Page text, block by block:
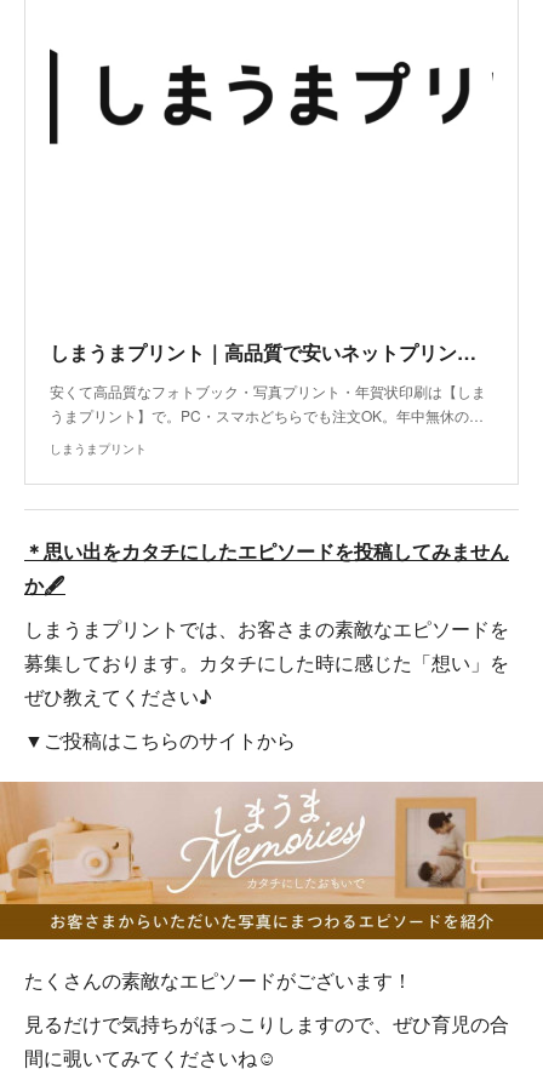
しまうまプリント｜高品質で安いネットプリント専門店
安くて高品質なフォトブック・写真プリント・年賀状印刷は【しま
うまプリント】で。PC・スマホどちらでも注文OK。年中無休の…
しまうまプリント
＊思い出をカタチにしたエピソードを投稿してみません
か🖋
しまうまプリントでは、お客さまの素敵なエピソードを
募集しております。カタチにした時に感じた「想い」を
ぜひ教えてください♪
▼ご投稿はこちらのサイトから
たくさんの素敵なエピソードがございます！
見るだけで気持ちがほっこりしますので、ぜひ育児の合
間に覗いてみてくださいね☺